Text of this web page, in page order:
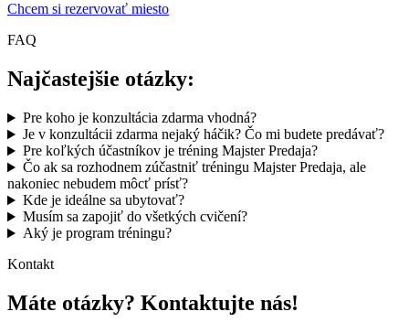
Chcem si rezervovať miesto
FAQ
Najčastejšie otázky:
Pre koho je konzultácia zdarma vhodná?
Je v konzultácii zdarma nejaký háčik? Čo mi budete predávať?
Pre koľkých účastníkov je tréning Majster Predaja?
Čo ak sa rozhodnem zúčastniť tréningu Majster Predaja, ale
nakoniec nebudem môcť prísť?
Kde je ideálne sa ubytovať?
Musím sa zapojiť do všetkých cvičení?
Aký je program tréningu?
Kontakt
Máte otázky? Kontaktujte nás!